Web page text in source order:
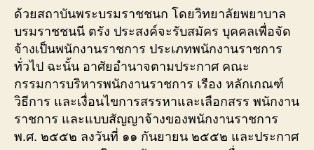
ด้วยสถาบันพระบรมราชชนก โดยวิทยาลัยพยาบาล
บรมราชชนนี ตรัง ประสงค์จะรับสมัคร บุคคลเพื่อจัด
จ้างเป็นพนักงานราชการ ประเภทพนักงานราชการ
ทั่วไป ฉะนั้น อาศัยอำนาจตามประกาศ คณะ
กรรมการบริหารพนักงานราชการ เรือง หลักเกณฑ์
วิธีการ และเงื่อนไขการสรรหาและเลือกสรร พนักงาน
ราชการ และแบบสัญญาจ้างของพนักงานราชการ
พ.ศ. ๒๕๕๒ ลงวันที่ ๑๑ กันยายน ๒๕๕๒ และประกาศ